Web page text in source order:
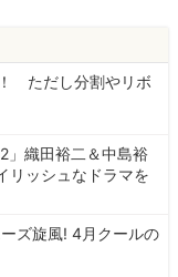
ただし分割やリボ
」織田裕二＆中島裕
リッシュなドラマを
ズ旋風! 4月クールの